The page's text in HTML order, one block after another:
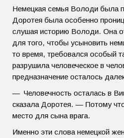
Немецкая семья Володи была
Доротея была особенно
слушая историю Володи. Она
для того, чтобы усыновить
то время, требовался особый
разрушила человеческое в
предназначение осталось
— Человечность осталась в
сказала Доротея. — Потому
место для сына врага.
Именно эти слова немецкой